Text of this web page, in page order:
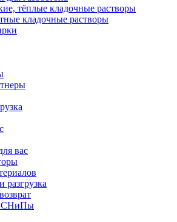
тёплые кладочные растворы
кладочные растворы
вас
разгрузка
СНиПы